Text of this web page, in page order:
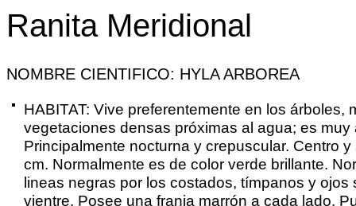
Ranita Meridional
NOMBRE CIENTIFICO: HYLA ARBOREA
HABITAT: Vive preferentemente en los árboles,
vegetaciones densas próximas al agua; es muy
Principalmente nocturna y crepuscular. Centro
cm. Normalmente es de color verde brillante.
lineas negras por los costados, tímpanos y ojos
vientre. Posee una franja marrón a cada lado.